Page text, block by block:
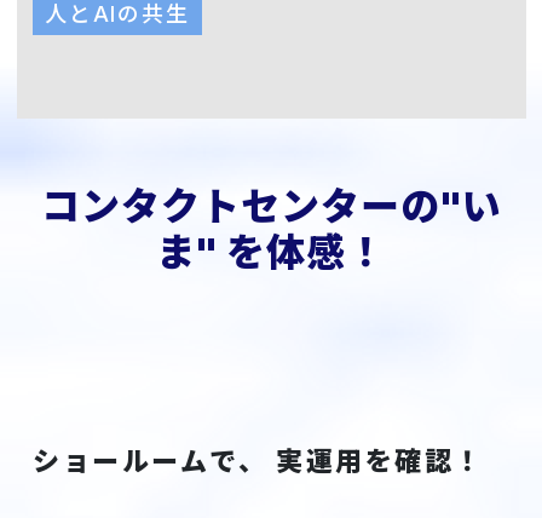
人とAIの共生
コンタクトセンターの"い
ま" を体感！
ショールームで、 実運用を確認！